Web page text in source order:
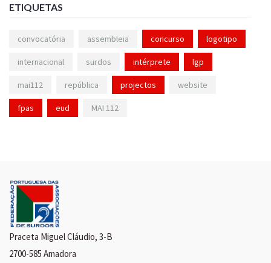
ETIQUETAS
convocatória assembleia concurso logotipo
internacional surdos intérprete lgp
mai112 república projectos website
fpas eud MAI 112
Praceta Miguel Cláudio, 3-B
2700-585 Amadora